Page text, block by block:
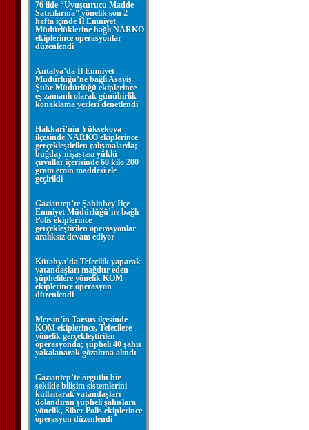
76 ilde “Uyuşturucu Madde
Satıcılarına” yönelik son 2
hafta içinde İl Emniyet
Müdürlüklerine bağlı NARKO
ekiplerince operasyonlar
düzenlendi
Antalya’da İl Emniyet
Müdürlüğü’ne bağlı Asayiş
Şube Müdürlüğü ekiplerince
eş zamanlı olarak günübirlik
konaklama yerleri denetlendi
Hakkari’nin Yüksekova
ilçesinde NARKO ekiplerince
gerçekleştirilen çalışmalarda;
buğday nişastası yüklü
çuvallar içerisinde 60 kilo 200
gram eroin maddesi ele
geçirildi
Gaziantep’te Şahinbey İlçe
Emniyet Müdürlüğü’ne bağlı
Polis ekiplerince
gerçekleştirilen operasyonlar
aralıksız devam ediyor
Kütahya’da Tefecilik yaparak
vatandaşları mağdur eden
şüphelilere yönelik KOM
ekiplerince operasyon
düzenlendi
Mersin’in Tarsus ilçesinde
KOM ekiplerince, Tefecilere
yönelik gerçekleştirilen
operasyonda; şüpheli 40 şahıs
yakalanarak gözaltına alındı
Gaziantep’te örgütlü bir
şekilde bilişim sistemlerini
kullanarak vatandaşları
dolandıran şüpheli şahıslara
yönelik, Siber Polis ekiplerince
operasyon düzenlendi